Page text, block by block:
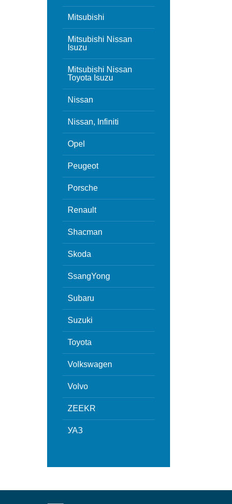
Mitsubishi
Mitsubishi Nissan
Isuzu
Mitsubishi Nissan
Toyota Isuzu
Nissan
Nissan, Infiniti
Opel
Peugeot
Porsche
Renault
Shacman
Skoda
SsangYong
Subaru
Suzuki
Toyota
Volkswagen
Volvo
ZEEKR
УАЗ